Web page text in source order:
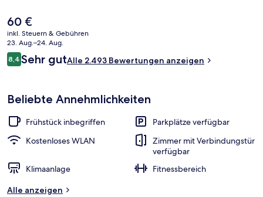
Central und University of Birmingham. Andere Reisende lieben das
hilfsbereite Personal und das Frühstück. Die Unterkunft ist nur einen
kurzen Fußmarsch von den öffentlichen Verkehrsmitteln entfernt:
Bis zur U-Bahn sind es wenige Schritte (Straßenbahnhaltestelle Five
Ways) bzw. 2 Minuten (Straßenbahnhaltestelle Brindley Place).
Der
aktuelle
Preis
beträgt
60 €.
60 €
inkl. Steuern & Gebühren
23. Aug.–24. Aug.
Bewertungen
8,48,4 von 10.
Sehr gutAlle 2.493 Bewertungen anzeigen
Beliebte Annehmlichkeiten
Frühstück inbegriffen
Parkplätze verfügbar
Kostenloses WLAN
Zimmer mit Verbindungstür
verfügbar
Klimaanlage
Fitnessbereich
Alle anzeigen